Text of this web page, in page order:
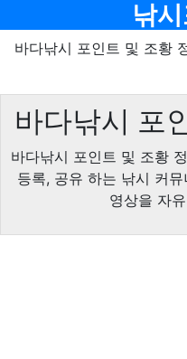
낚
바다낚시 포인트 및 조황
바다낚시 포
바다낚시 포인트 및 조황
등록, 공유 하는 낚시 커
영상을 자